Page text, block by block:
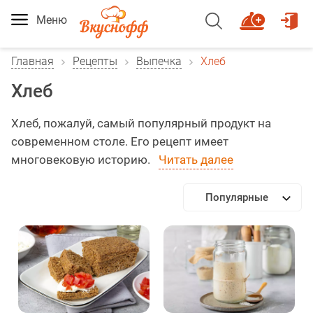
Меню
Главная Рецепты Выпечка Хлеб
Хлеб
Хлеб, пожалуй, самый популярный продукт на
современном столе. Его рецепт имеет
многовековую историю.
Читать далее
Популярные